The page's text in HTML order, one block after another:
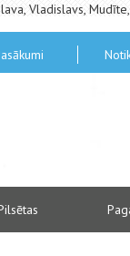
Vladislavs,